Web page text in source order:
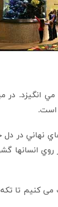
انگيزد. در
است.
نهاني در دل
انسانها
می کنیم تا